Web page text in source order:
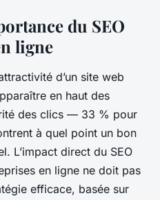
votre
de lecture
du SEO
ligne
d’un site web
en haut des
des clics — 33 % pour
à quel point un bon
L’impact direct du SEO
en ligne ne doit pas
efficace, basée sur